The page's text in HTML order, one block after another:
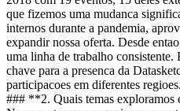
que fizemos uma mudanca
internos durante a pandemia,
expandir nossa oferta. Desde
uma linha de trabalho
chave para a presenca da
participacoes em diferentes
### **2. Quais temas exploramos